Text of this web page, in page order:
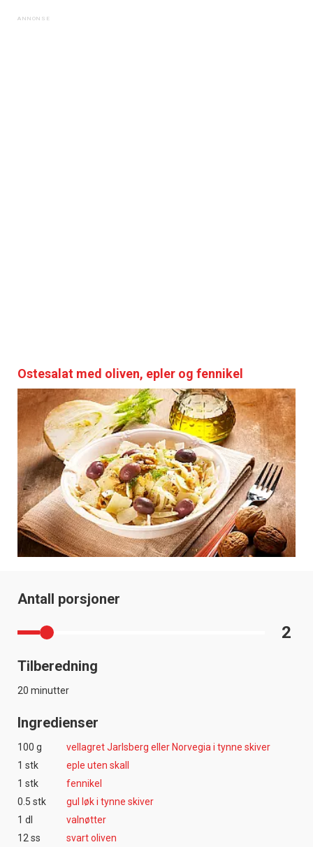
Ostesalat med oliven, epler og fennikel
Antall porsjoner
2
Tilberedning
20 minutter
Ingredienser
100 g
vellagret Jarlsberg eller Norvegia i tynne skiver
1 stk
eple uten skall
1 stk
fennikel
0.5 stk
gul løk i tynne skiver
1 dl
valnøtter
12 ss
svart oliven